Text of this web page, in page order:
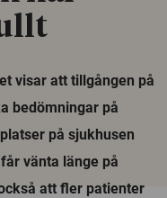
visar att tillgången på
bedömningar på
på sjukhusen
vänta länge på
att fler patienter